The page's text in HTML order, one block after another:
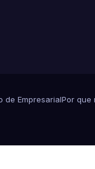
de EmpresarialPor que